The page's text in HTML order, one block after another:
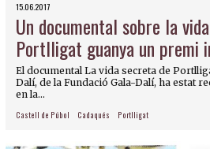
15.06.2017
Un documental sobre la
Portlligat guanya un premi
El documental La vida secreta de
Dalí, de la Fundació Gala-Dalí, ha estat
en la...
Castell de Púbol Cadaqués Portlligat